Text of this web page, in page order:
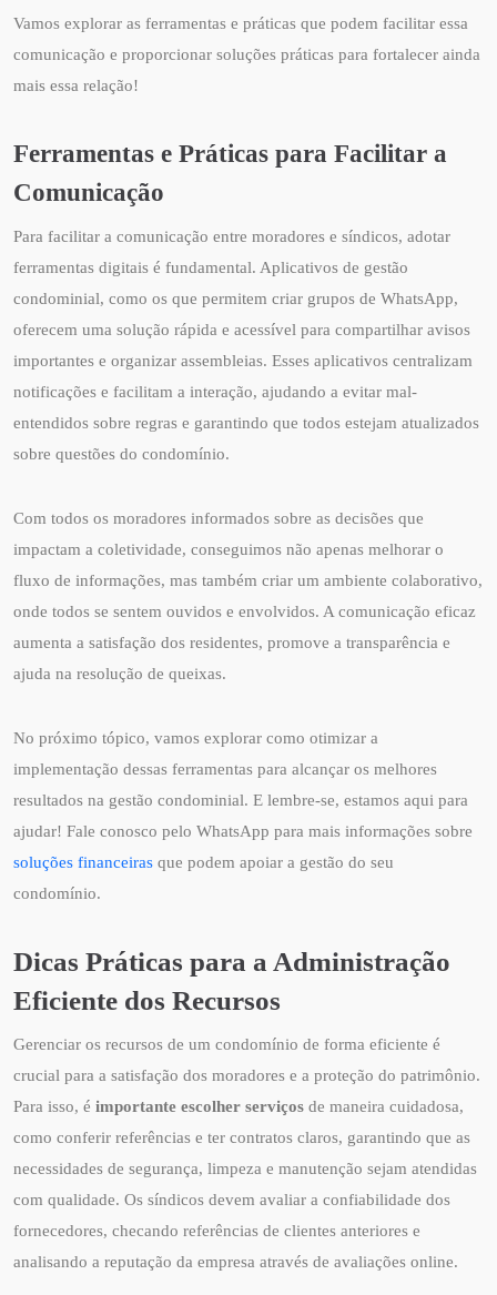
Vamos explorar as ferramentas e práticas que podem facilitar essa
comunicação e proporcionar soluções práticas para fortalecer ainda
mais essa relação!
Ferramentas e Práticas para Facilitar a
Comunicação
Para facilitar a comunicação entre moradores e síndicos, adotar
ferramentas digitais é fundamental. Aplicativos de gestão
condominial, como os que permitem criar grupos de WhatsApp,
oferecem uma solução rápida e acessível para compartilhar avisos
importantes e organizar assembleias. Esses aplicativos centralizam
notificações e facilitam a interação, ajudando a evitar mal-
entendidos sobre regras e garantindo que todos estejam atualizados
sobre questões do condomínio.
Com todos os moradores informados sobre as decisões que
impactam a coletividade, conseguimos não apenas melhorar o
fluxo de informações, mas também criar um ambiente colaborativo,
onde todos se sentem ouvidos e envolvidos. A comunicação eficaz
aumenta a satisfação dos residentes, promove a transparência e
ajuda na resolução de queixas.
No próximo tópico, vamos explorar como otimizar a
implementação dessas ferramentas para alcançar os melhores
resultados na gestão condominial. E lembre-se, estamos aqui para
ajudar! Fale conosco pelo WhatsApp para mais informações sobre
soluções financeiras que podem apoiar a gestão do seu
condomínio.
Dicas Práticas para a Administração
Eficiente dos Recursos
Gerenciar os recursos de um condomínio de forma eficiente é
crucial para a satisfação dos moradores e a proteção do patrimônio.
Para isso, é importante escolher serviços de maneira cuidadosa,
como conferir referências e ter contratos claros, garantindo que as
necessidades de segurança, limpeza e manutenção sejam atendidas
com qualidade. Os síndicos devem avaliar a confiabilidade dos
fornecedores, checando referências de clientes anteriores e
analisando a reputação da empresa através de avaliações online.